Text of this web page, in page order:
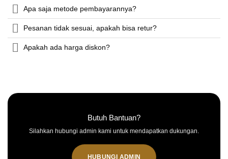
Apa saja metode pembayarannya?
Pesanan tidak sesuai, apakah bisa retur?
Apakah ada harga diskon?
Butuh Bantuan?
Silahkan hubungi admin kami untuk mendapatkan dukungan.
HUBUNGI ADMIN